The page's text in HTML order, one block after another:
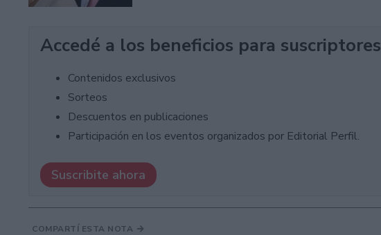
Accedé a los beneficios para suscriptores
Contenidos exclusivos
Sorteos
Descuentos en publicaciones
Participación en los eventos organizados por Editorial Perfil.
Suscribite ahora
COMPARTÍ ESTA NOTA